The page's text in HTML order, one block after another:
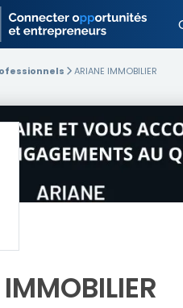
ARIANE IMMOBILIER